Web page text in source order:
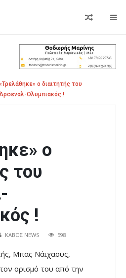
ο διαιτητής του
Ολυμπιακός !
ο
του
!
ΚΑΒΟΣ NEWS 598
Μπας Νάιχαους,
ορισμό του από την